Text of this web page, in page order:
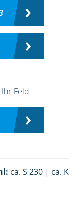
Feld
ca. S 230 | ca. K